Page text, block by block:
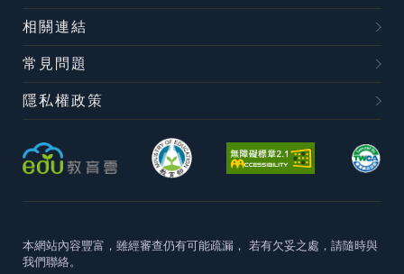
相關連結
常見問題
隱私權政策
本網站內容豐富，雖經審查仍有可能疏漏， 若有欠妥之處，請隨時與
我們聯絡。